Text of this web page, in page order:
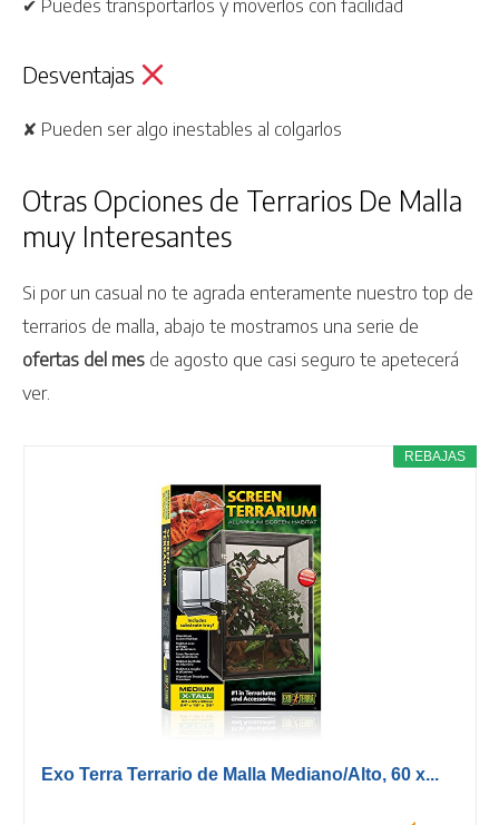
✔ Puedes transportarlos y moverlos con facilidad
Desventajas
✘ Pueden ser algo inestables al colgarlos
Otras Opciones de Terrarios De Malla
muy Interesantes
Si por un casual no te agrada enteramente nuestro top de
terrarios de malla, abajo te mostramos una serie de
ofertas del mes de agosto que casi seguro te apetecerá
ver.
REBAJAS
Exo Terra Terrario de Malla Mediano/Alto, 60 x...